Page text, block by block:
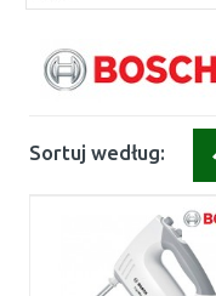
Sortuj według: